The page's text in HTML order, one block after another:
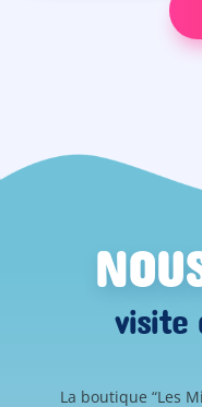
visite
La boutique “Les